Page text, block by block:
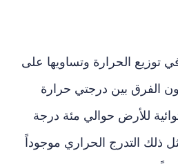
توزيع الحرارة وتساويها على
الفرق بين درجتي حرارة
للأرض حوالي مئة درجة
ذلك التدرج الحراري موجوداً